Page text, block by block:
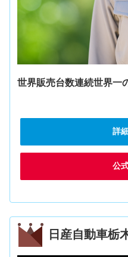
世界販売台数連続世界一
詳
公
日産自動車栃